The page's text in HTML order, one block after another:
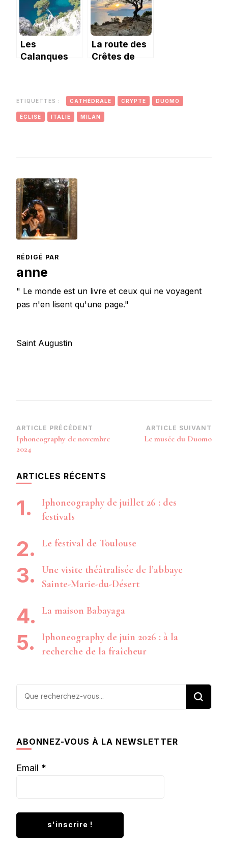
Les
Calanques
et En-Vau
La route des
Crêtes de
ÉTIQUETTES : CATHÉDRALE CRYPTE DUOMO
ÉGLISE ITALIE MILAN
RÉDIGÉ PAR
anne
" Le monde est un livre et ceux qui ne voyagent
pas n'en lisent qu'une page."
Saint Augustin
Navigation
d’article
ARTICLE PRÉCÉDENT
Iphoneography de novembre
2024
ARTICLE SUIVANT
Le musée du Duomo
ARTICLES RÉCENTS
Iphoneography de juillet 26 : des
festivals
Le festival de Toulouse
Une visite théâtralisée de l’abbaye
Sainte-Marie-du-Désert
La maison Babayaga
Iphoneography de juin 2026 : à la
recherche de la fraîcheur
Vous
ABONNEZ-VOUS À LA NEWSLETTER
Email *